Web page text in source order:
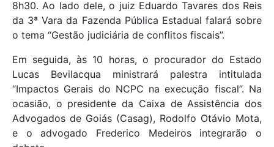
8h30. Ao lado dele, o juiz Eduardo Tavares dos Reis
da 3ª Vara da Fazenda Pública Estadual falará sobre
o tema “Gestão judiciária de conflitos fiscais”.
Em seguida, às 10 horas, o procurador do Estado
Lucas Bevilacqua ministrará palestra intitulada
“Impactos Gerais do NCPC na execução fiscal”. Na
ocasião, o presidente da Caixa de Assistência dos
Advogados de Goiás (Casag), Rodolfo Otávio Mota,
e o advogado Frederico Medeiros integrarão o